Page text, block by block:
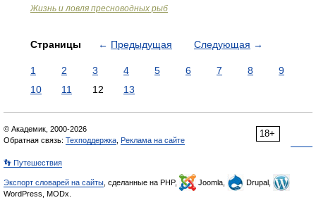
Жизнь и ловля пресноводных рыб
Страницы ← Предыдущая Следующая →
1 2 3 4 5 6 7 8
9
10
11 12 13
18+
© Академик, 2000-2026
Обратная связь: Техподдержка Реклама на сайте
👣 Путешествия
Экспорт словарей на сайты , сделанные на PHP, Joomla,
Drupal,
WordPress, MODx.